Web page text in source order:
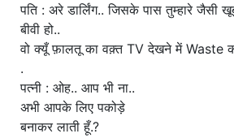
पति : अरे डार्लिंग.. जिसके पास तुम्हारे जैसी
बीवी हो..
वो क्यूँ फ़ालतू का वक़्त TV देखने में Waste
.
पत्नी : ओह.. आप भी ना..
अभी आपके लिए पकोड़े
बनाकर लाती हूँ.?